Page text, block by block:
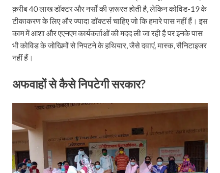
क़रीब 40 लाख डॉक्टर और नर्सों की ज़रूरत होती है, लेकिन कोविड-19 के
टीकाकरण के लिए और ज्यादा डॉक्टर्स चाहिए जो कि हमारे पास नहीं हैं। इस
काम में आशा और एएनएम कार्यकर्ताओं की मदद ली जा रही है पर इनके पास
भी कोविड के जोखिमों से निपटने के हथियार, जैसे दवाएं, मास्क, सैनि‍टाइजर
नहीं हैं।
अफवाहों से कैसे निपटेगी सरकार?